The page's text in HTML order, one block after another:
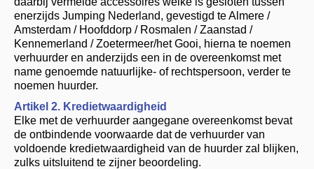
enerzijds Jumping Nederland, gevestigd te Almere /
Amsterdam / Hoofddorp / Rosmalen / Zaanstad /
Kennemerland / Zoetermeer/het Gooi, hierna te noemen
verhuurder en anderzijds een in de overeenkomst met
name genoemde natuurlijke- of rechtspersoon, verder te
noemen huurder.
Artikel 2. Kredietwaardigheid
Elke met de verhuurder aangegane overeenkomst bevat
de ontbindende voorwaarde dat de verhuurder van
voldoende kredietwaardigheid van de huurder zal blijken,
zulks uitsluitend te zijner beoordeling.